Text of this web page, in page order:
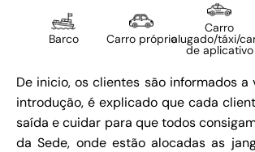
Barco Carro próprio
Carro
alugado/táxi/
de aplicativo
De inicio, os clientes são informados
introdução, é explicado que cada
saída e cuidar para que todos
da Sede, onde estão alocadas as